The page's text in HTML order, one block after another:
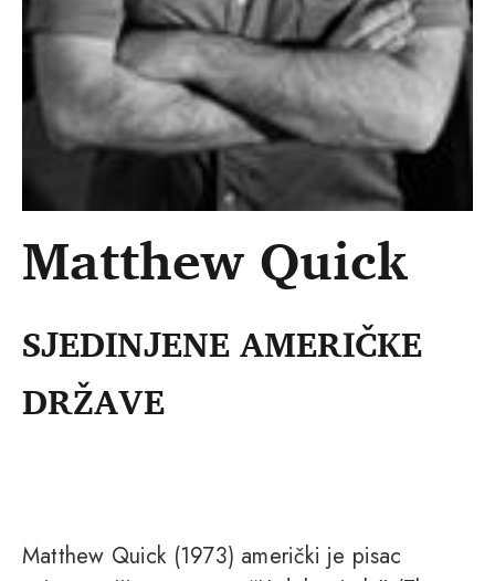
Matthew Quick
SJEDINJENE AMERIČKE
DRŽAVE
Matthew Quick (1973) američki je pisac